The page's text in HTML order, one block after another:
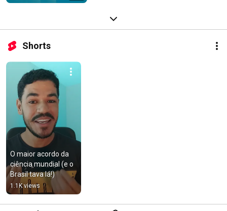
Shorts
O maior acordo da
ciência mundial (e o
Brasil tava lá!)
1.1K views